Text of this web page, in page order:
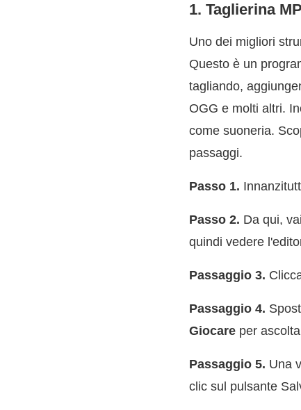
1. Taglierina
Uno dei migliori
Questo è un
tagliando,
OGG e molti altri.
come suoneria.
passaggi.
Passo 1.
Passo 2. Da qui,
quindi vedere
Passaggio 3.
Passaggio 4.
Giocare per
Passaggio 5. Una
clic sul pulsante